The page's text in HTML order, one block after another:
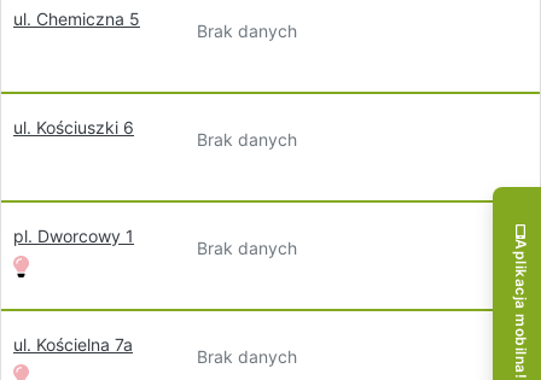
ul. Chemiczna 5
Brak danych
ul. Kościuszki 6
Brak danych
pl. Dworcowy 1
Brak danych
ul. Kościelna 7a
Brak danych Aplikacja mobilna!